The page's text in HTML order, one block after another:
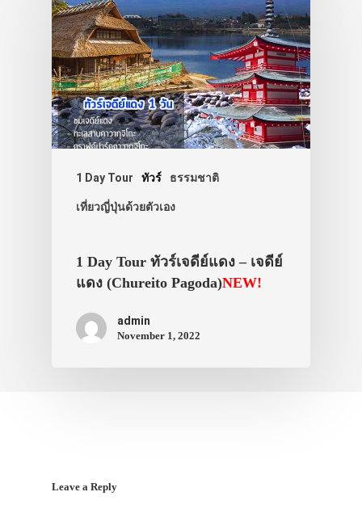
1 Day Tour ทัวร์ ธรรมชาติ
เที่ยวญี่ปุ่นด้วยตัวเอง
1 Day Tour ทัวร์เจดีย์แดง – เจดีย์
แดง (Chureito Pagoda)NEW!
admin
November 1, 2022
Leave a Reply